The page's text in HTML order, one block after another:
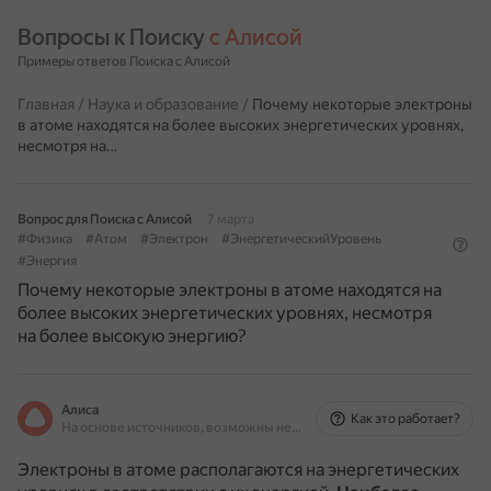
Вопросы к Поиску с Алисой
Примеры ответов Поиска с Алисой
Главная / Наука и образование / Почему некоторые электроны
в атоме находятся на более высоких энергетических уровнях,
несмотря на…
Вопрос для Поиска с Алисой
7 марта
#Физика
#Атом #Электрон
#ЭнергетическийУровень
#Энергия
Почему некоторые электроны в атоме находятся на
более высоких энергетических уровнях, несмотря
на более высокую энергию?
Алиса
На основе источников, возможны неточности
Как это работает?
Электроны в атоме располагаются на энергетических